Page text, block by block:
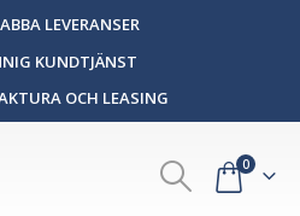
LEVERANSER
KUNDTJÄNST
OCH LEASING
0